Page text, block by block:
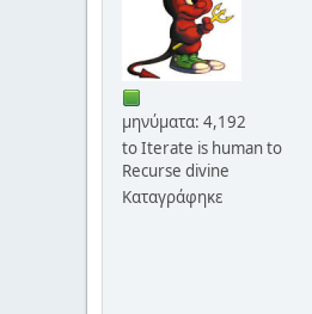
μηνύματα: 4,192
to Iterate is human to
Recurse divine
Καταγράφηκε